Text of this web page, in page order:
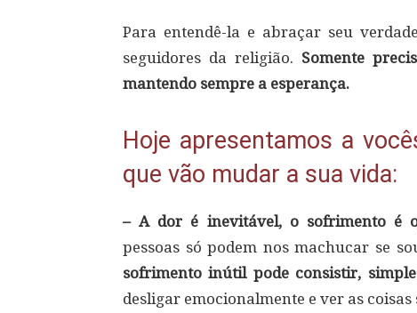
Para entendê-la e abraçar seu
seguidores da religião. Somente
mantendo sempre a esperança.
Hoje apresentamos a
que vão mudar a sua vida:
– A dor é inevitável, o sofrimento é
pessoas só podem nos machucar se
sofrimento inútil pode consistir,
desligar emocionalmente e ver as